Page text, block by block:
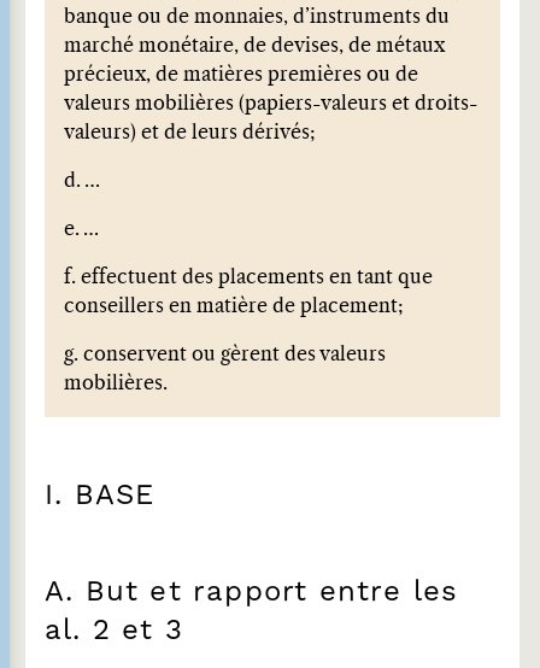
banque ou de monnaies, d’instruments du
marché monétaire, de devises, de métaux
précieux, de matières premières ou de
valeurs mobilières (papiers-valeurs et droits-
valeurs) et de leurs dérivés;
d. …
e. …
f. effectuent des placements en tant que
conseillers en matière de placement;
g. conservent ou gèrent des valeurs
mobilières.
I. BASE
A. But et rapport entre les
al. 2 et 3